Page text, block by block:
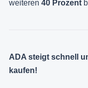
weiteren 40 Prozent
ADA steigt schnell
kaufen!